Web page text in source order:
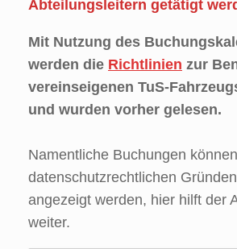
Abteilungsleitern getätigt
Mit Nutzung des
werden die Richtlinien zur
vereinseigenen TuS-
und wurden vorher gelesen.
Namentliche Buchungen
datenschutzrechtlichen
angezeigt werden, hier hilft der
weiter.